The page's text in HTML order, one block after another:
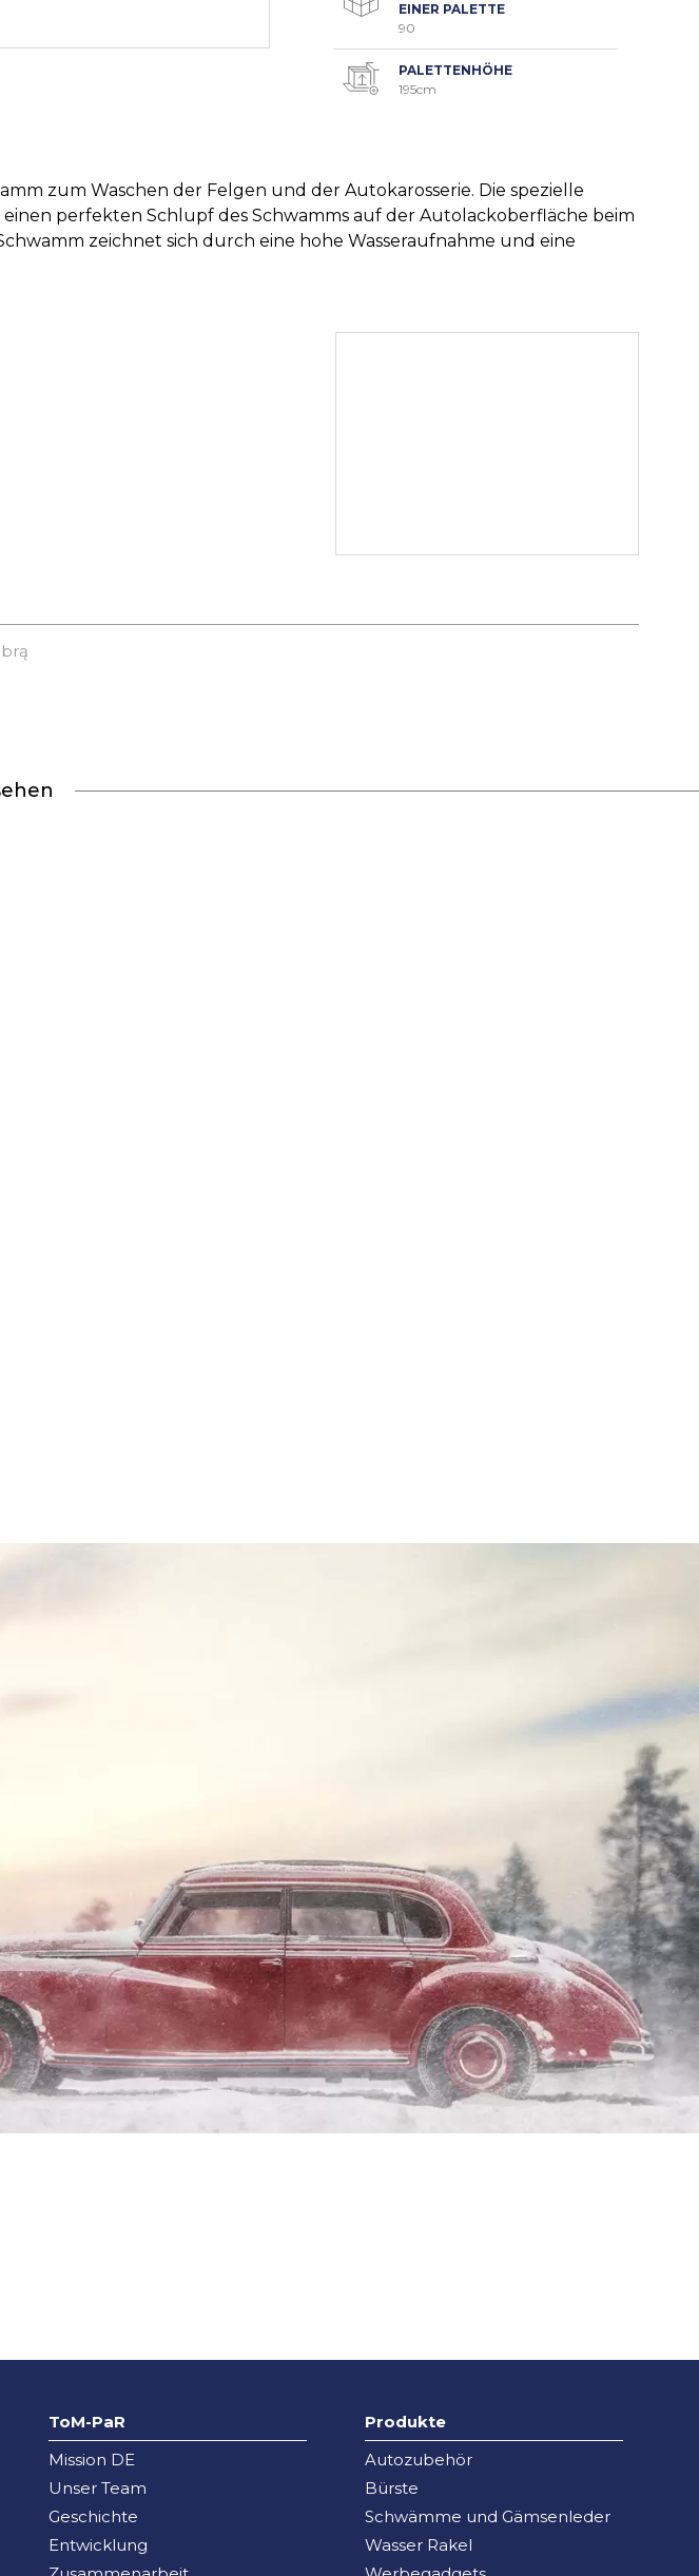
EINER PALETTE
90
PALETTENHÖHE
195cm
zum Waschen der Felgen und der Autokarosserie. Die spezielle
perfekten Schlupf des Schwamms auf der Autolackoberfläche beim
zeichnet sich durch eine hohe Wasseraufnahme und eine
ToM-PaR
Mission DE
Unser Team
Geschichte
Entwicklung
Produkte
Autozubehör
Bürste
Schwämme und Gämsenleder
Wasser Rakel